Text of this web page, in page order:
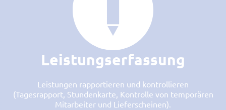
Leistungserfassung
Leistungen rapportieren und kontrollieren
(Tagesrapport, Stundenkarte, Kontrolle von temporären
Mitarbeiter und Lieferscheinen).